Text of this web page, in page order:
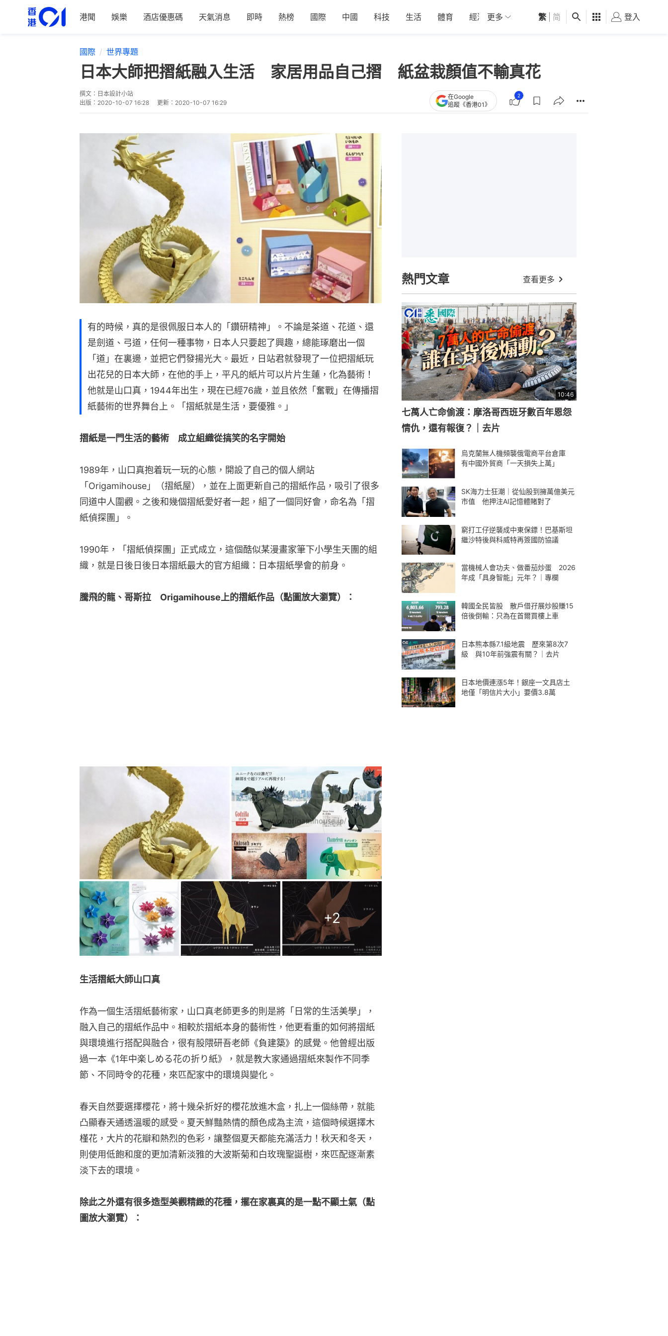
港聞 娛樂 酒店優惠碼 天氣消息 即時 熱榜 國際 中國 科技 生活 體育 經濟 01深圳 觀點 健康 好食玩飛
更多 繁 简 登入
國際 世界專題
日本大師把摺紙融入生活 家居用品自己摺 紙盆栽顏值不輸真花
撰文： 日本設計小站
出版： 2020-10-07 16:28 更新： 2020-10-07 16:29
在Google
追蹤《香港01》
2
有的時候，真的是很佩服日本人的「鑽研精神」。不論是茶道、花道、還
是劍道、弓道，任何一種事物，日本人只要起了興趣，總能琢磨出一個
「道」在裏邊，並把它們發揚光大。最近，日站君就發現了一位把摺紙玩
出花兒的日本大師，在他的手上，平凡的紙片可以片片生蓮，化為藝術！
他就是山口真，1944年出生，現在已經76歲，並且依然「奮戰」在傳播摺
紙藝術的世界舞台上。「摺紙就是生活，要優雅。」
摺紙是一門生活的藝術　成立組織從搞笑的名字開始
1989年，山口真抱着玩一玩的心態，開設了自己的個人網站
「Origamihouse」（摺紙屋），並在上面更新自己的摺紙作品，吸引了很多
同道中人圍觀。之後和幾個摺紙愛好者一起，組了一個同好會，命名為「摺
紙偵探團」。
1990年，「摺紙偵探團」正式成立，這個酷似某漫畫家筆下小學生天團的組
織，就是日後日後日本摺紙最大的官方組織：日本摺紙學會的前身。
騰飛的龍、哥斯拉　Origamihouse上的摺紙作品（點圖放大瀏覽）：
+2
生活摺紙大師山口真
作為一個生活摺紙藝術家，山口真老師更多的則是將「日常的生活美學」，
融入自己的摺紙作品中。相較於摺紙本身的藝術性，他更看重的如何將摺紙
與環境進行搭配與融合，很有股隈研吾老師《負建築》的感覺。他曾經出版
過一本《1年中楽しめる花の折り紙》，就是教大家通過摺紙來製作不同季
節、不同時令的花種，來匹配家中的環境與變化。
春天自然要選擇櫻花，將十幾朵折好的櫻花放進木盒，扎上一個絲帶，就能
凸顯春天通透溫暖的感受。夏天鮮豔熱情的顏色成為主流，這個時候選擇木
槿花，大片的花瓣和熱烈的色彩，讓整個夏天都能充滿活力！秋天和冬天，
則使用低飽和度的更加清新淡雅的大波斯菊和白玫瑰聖誕樹，來匹配逐漸素
淡下去的環境。
除此之外還有很多造型美觀精緻的花種，擺在家裏真的是一點不顯土氣（點
圖放大瀏覽）：
熱門文章 查看更多
10:46
七萬人亡命偷渡：摩洛哥西班牙數百年恩怨
情仇，還有報復？｜去片
烏克蘭無人機頻襲俄電商平台倉庫
有中國外貿商「一天損失上萬」
SK海力士狂潮｜從仙股到擁萬億美元
市值 他押注AI記憶體賭對了
窮打工仔逆襲成中東保鏢！巴基斯坦
繼沙特後與科威特再簽國防協議
當機械人會功夫、做番茄炒蛋 2026
年成「具身智能」元年？｜專欄
韓國全民皆股 散戶借孖展炒股賺15
倍後倒輸：只為在首爾買樓上車
日本熊本縣7.1級地震 歷來第8次7
級 與10年前強震有關？｜去片
日本地價連漲5年！銀座一文具店土
地僅「明信片大小」要價3.8萬